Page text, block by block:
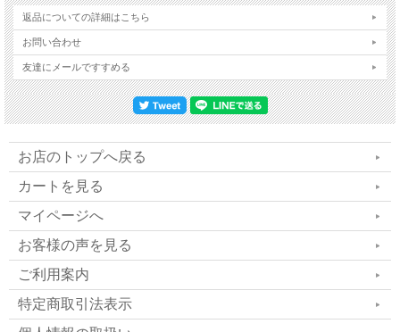
Jing 「精」とはアンチエイジングのメカニズム
です。
伝統的な中国医療では「精」は自然のバッテリ
ーと考えられています。
返品についての詳細はこちら
お問い合わせ
友達にメールですすめる
お店のトップへ戻る
カートを見る
マイページへ
お客様の声を見る
ご利用案内
特定商取引法表示